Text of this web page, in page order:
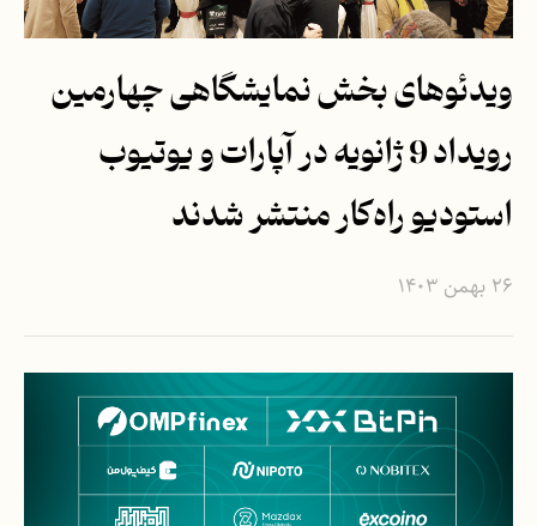
ویدئوهای بخش نمایشگاهی چهارمین
رویداد 9 ژانویه در آپارات و یوتیوب
استودیو راه‌کار منتشر شدند
۲۶ بهمن ۱۴۰۳